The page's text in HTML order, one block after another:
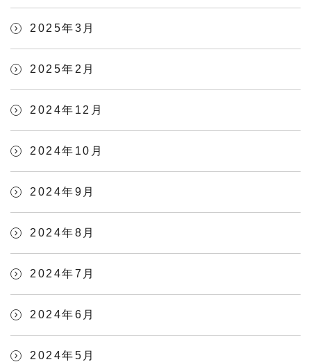
2025年3月
2025年2月
2024年12月
2024年10月
2024年9月
2024年8月
2024年7月
2024年6月
2024年5月